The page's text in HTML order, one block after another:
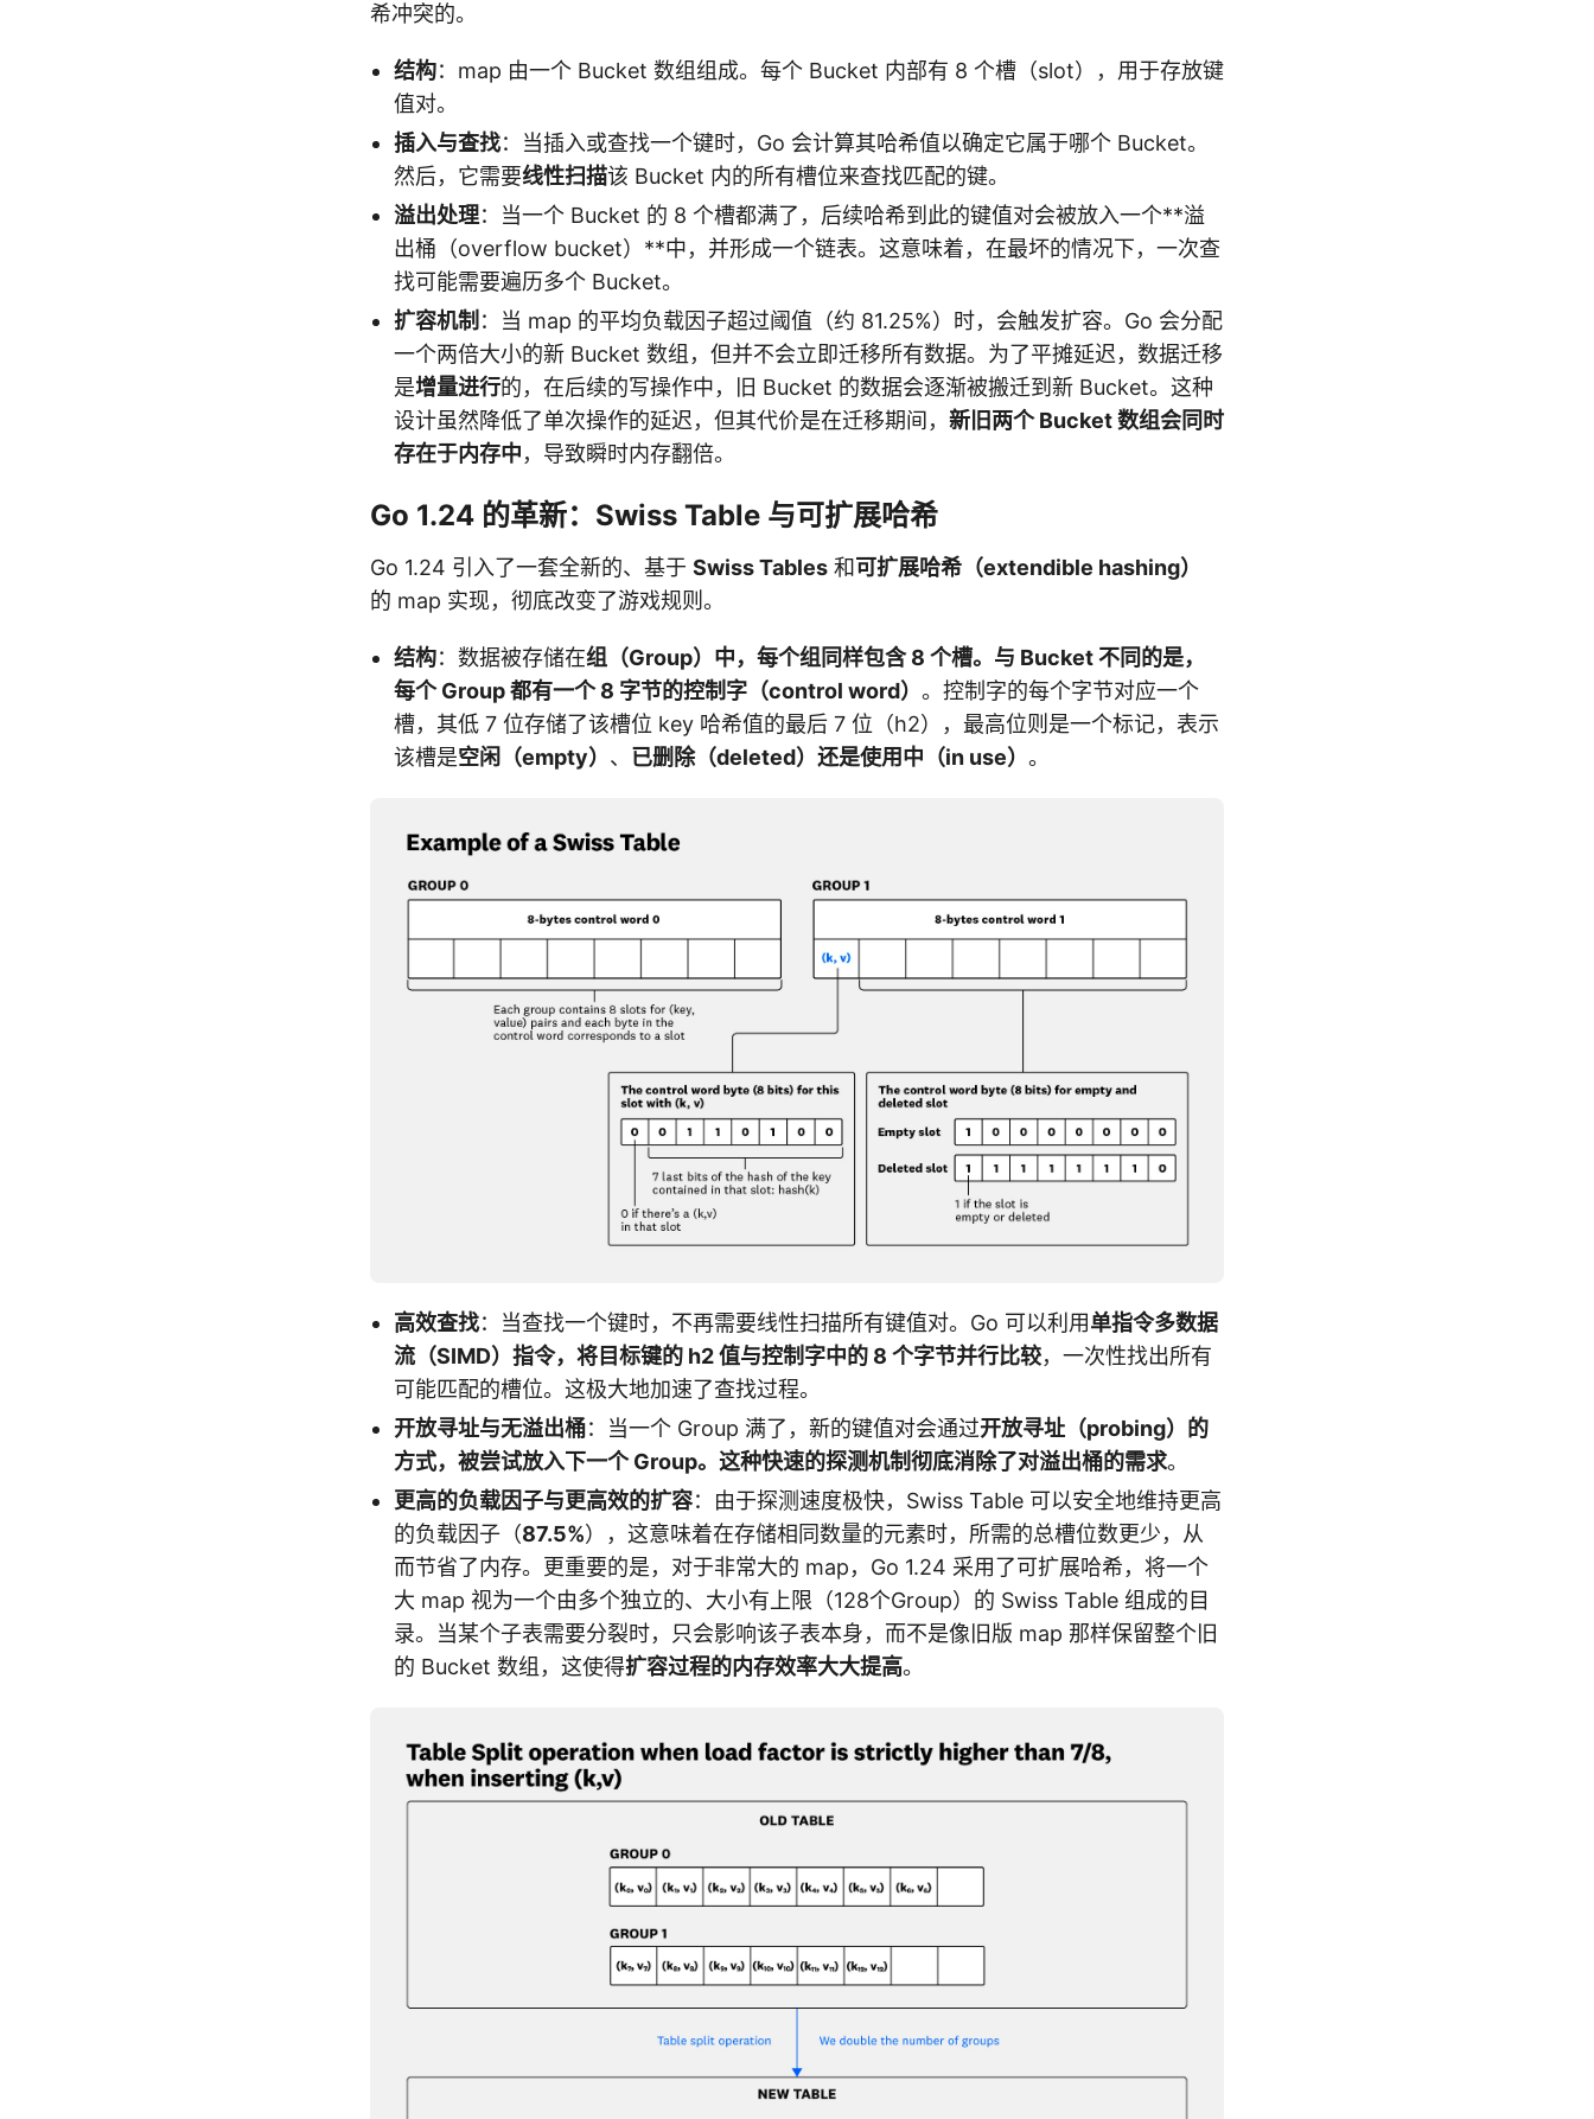
希冲突的。
结构：map 由一个 Bucket 数组组成。每个 Bucket 内部有 8 个槽（slot），用于存放键
值对。
插入与查找：当插入或查找一个键时，Go 会计算其哈希值以确定它属于哪个 Bucket。
然后，它需要线性扫描该 Bucket 内的所有槽位来查找匹配的键。
溢出处理：当一个 Bucket 的 8 个槽都满了，后续哈希到此的键值对会被放入一个**溢
出桶（overflow bucket）**中，并形成一个链表。这意味着，在最坏的情况下，一次查
找可能需要遍历多个 Bucket。
扩容机制 ：当 map 的平均负载因子超过阈值（约 81.25%）时，会触发扩容。Go 会分配
一个两倍大小的新 Bucket 数组，但并不会立即迁移所有数据。为了平摊延迟，数据迁移
是增量进行的，在后续的写操作中，旧 Bucket 的数据会逐渐被搬迁到新 Bucket。这种
设计虽然降低了单次操作的延迟，但其代价是在迁移期间， 新旧两个 Bucket 数组会同时
存在于内存中，导致瞬时内存翻倍。
Go 1.24 的革新：Swiss Table 与可扩展哈希
Go 1.24 引入了一套全新的、基于 Swiss Tables 和可扩展哈希（extendible hashing）
的 map 实现，彻底改变了游戏规则。
结构：数据被存储在组（Group） 中，每个组同样包含 8 个槽。与 Bucket 不同的是，
每个 Group 都有一个 8 字节的控制字（control word） 。控制字的每个字节对应一个
槽，其低 7 位存储了该槽位 key 哈希值的最后 7 位（h2），最高位则是一个标记，表示
该槽是空闲（empty） 、 已删除（deleted） 还是使用中（in use） 。
高效查找：当查找一个键时，不再需要线性扫描所有键值对。Go 可以利用单指令多数据
流（SIMD） 指令，将目标键的 h2 值与控制字中的 8 个字节并行比较，一次性找出所有
可能匹配的槽位。这极大地加速了查找过程。
开放寻址与无溢出桶：当一个 Group 满了，新的键值对会通过开放寻址（probing） 的
方式，被尝试放入下一个 Group。这种快速的探测机制彻底消除了对溢出桶的需求。
更高的负载因子与更高效的扩容：由于探测速度极快，Swiss Table 可以安全地维持更高
的负载因子（87.5%），这意味着在存储相同数量的元素时，所需的总槽位数更少，从
而节省了内存。更重要的是，对于非常大的 map，Go 1.24 采用了可扩展哈希，将一个
大 map 视为一个由多个独立的、大小有上限（128个Group）的 Swiss Table 组成的目
录。当某个子表需要分裂时，只会影响该子表本身，而不是像旧版 map 那样保留整个旧
的 Bucket 数组，这使得扩容过程的内存效率大大提高。